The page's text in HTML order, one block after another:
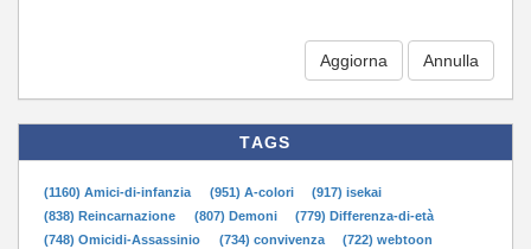
Aggiorna
TAGS
(1160) Amici-di-infanzia (951) A-colori
(917) isekai
(838) Reincarnazione
(807) Demoni
(779) Differenza-di-età
(748) Omicidi-Assassinio
(734) convivenza
(722) webtoon